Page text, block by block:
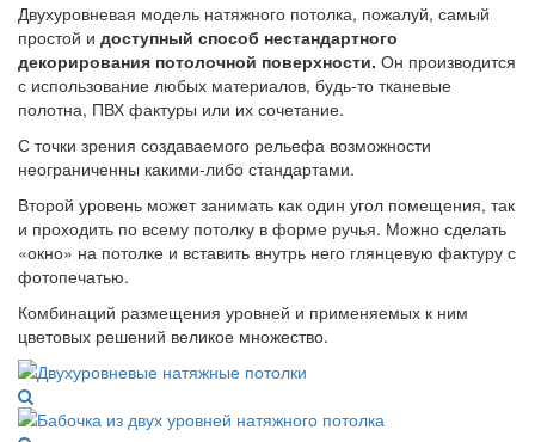
Двухуровневая модель натяжного потолка, пожалуй, самый
простой и доступный способ нестандартного
декорирования потолочной поверхности. Он производится
с использование любых материалов, будь-то тканевые
полотна, ПВХ фактуры или их сочетание.
С точки зрения создаваемого рельефа возможности
неограниченны какими-либо стандартами.
Второй уровень может занимать как один угол помещения, так
и проходить по всему потолку в форме ручья. Можно сделать
«окно» на потолке и вставить внутрь него глянцевую фактуру с
фотопечатью.
Комбинаций размещения уровней и применяемых к ним
цветовых решений великое множество.